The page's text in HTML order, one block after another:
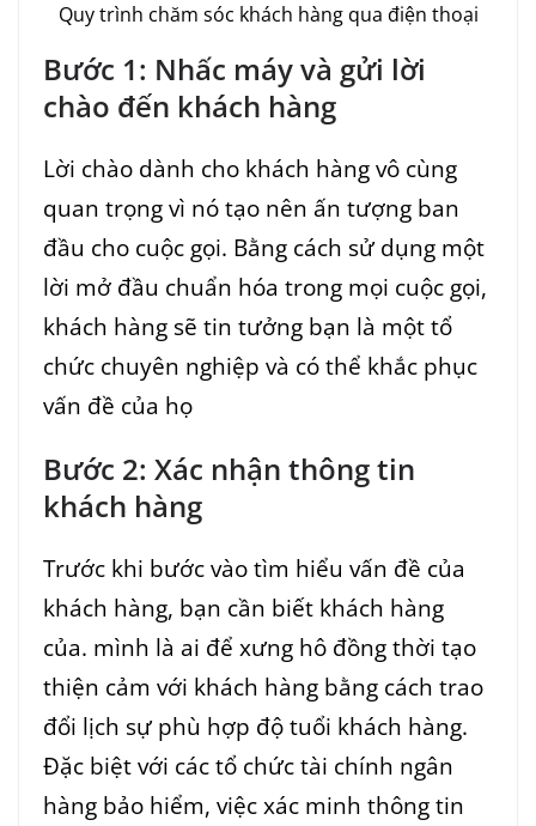
Quy trình chăm sóc khách hàng qua điện thoại
Bước 1: Nhấc máy và gửi lời
chào đến khách hàng
Lời chào dành cho khách hàng vô cùng
quan trọng vì nó tạo nên ấn tượng ban
đầu cho cuộc gọi. Bằng cách sử dụng một
lời mở đầu chuẩn hóa trong mọi cuộc gọi,
khách hàng sẽ tin tưởng bạn là một tổ
chức chuyên nghiệp và có thể khắc phục
vấn đề của họ
Bước 2: Xác nhận thông tin
khách hàng
Trước khi bước vào tìm hiểu vấn đề của
khách hàng, bạn cần biết khách hàng
của. mình là ai để xưng hô đồng thời tạo
thiện cảm với khách hàng bằng cách trao
đổi lịch sự phù hợp độ tuổi khách hàng.
Đặc biệt với các tổ chức tài chính ngân
hàng bảo hiểm, việc xác minh thông tin